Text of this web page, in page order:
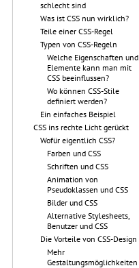
schlecht sind
Was ist CSS nun wirklich?
Teile einer CSS-Regel
Typen von CSS-Regeln
Welche Eigenschaften und
Elemente kann man mit
CSS beeinflussen?
Wo können CSS-Stile
definiert werden?
Ein einfaches Beispiel
CSS ins rechte Licht gerückt
Wofür eigentlich CSS?
Farben und CSS
Schriften und CSS
Animation von
Pseudoklassen und CSS
Bilder und CSS
Alternative Stylesheets,
Benutzer und CSS
Die Vorteile von CSS-Design
Mehr
Gestaltungsmöglichkeiten